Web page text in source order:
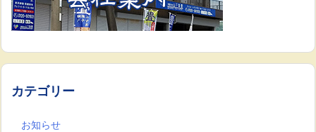
カテゴリー
お知らせ